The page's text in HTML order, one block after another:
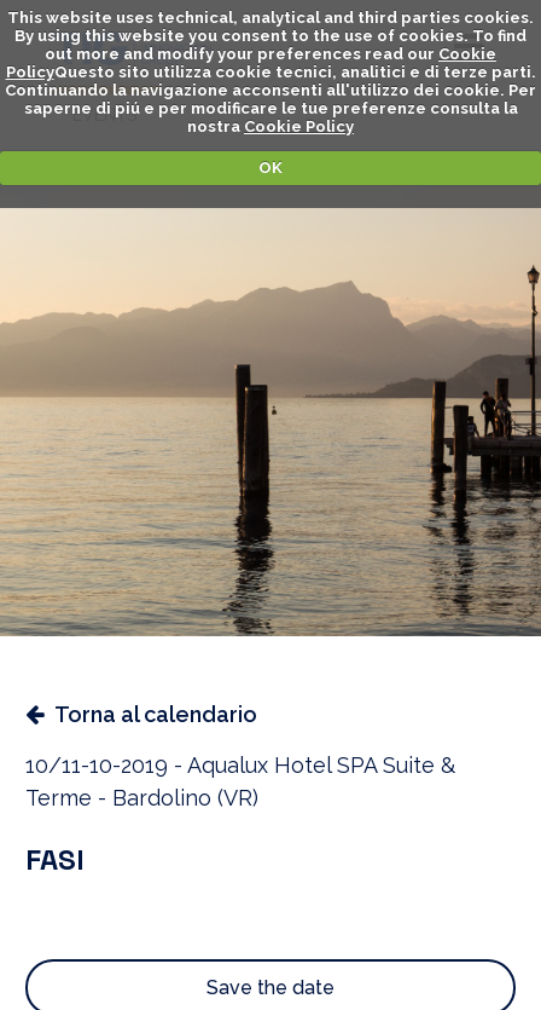
This website uses technical, analytical and third parties cookies.
By using this website you consent to the use of cookies. To find
out more and modify your preferences read our Cookie
PolicyQuesto sito utilizza cookie tecnici, analitici e di terze parti.
Continuando la navigazione acconsenti all'utilizzo dei cookie. Per
saperne di piú e per modificare le tue preferenze consulta la
nostra Cookie Policy
OK
EVENTS
Torna al calendario
10/11-10-2019 - Aqualux Hotel SPA Suite &
Terme - Bardolino (VR)
FASI
Save the date